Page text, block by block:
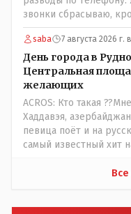
неизвестная в
народа! Тут бы как
пригодился бы!
звонки сбрасываю,
Один раз мне мой
приехал туда, в банк,
притащил к главному
один такой звонок,
счета свои у вас
сразу в бан, по
Скам, пока не
созвоны - только на
верно, я тоже так
никто не отменял! Я
она все равно меня
скрываешься? Почему
saba 7 августа 2026 г.
День города в
Центральная
желающих
ACROS: Кто такая
Хаддавэя,
певица поёт и на
самый известный хит